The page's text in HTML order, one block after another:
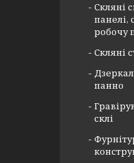
Скляні
панелі,
робочу
Скляні
панно
склі